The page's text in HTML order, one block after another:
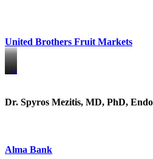
United Brothers Fruit Markets
https://www.unitedbrothersfruitmarkets.com/
https://www.unitedbrothersfruitmarkets.com/
Dr. Spyros Mezitis, MD, PhD,
Alma Bank